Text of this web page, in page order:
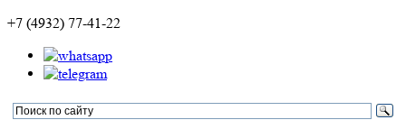
+7 (4932) 77-41-22